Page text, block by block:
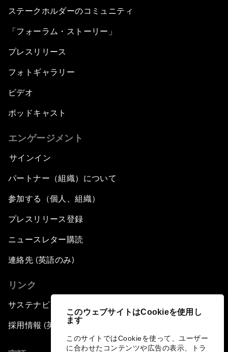
このウェブサイトはCookieを使用し
ます
このサイトではCookieを使って、ユーザー
に合わせたコンテンツや広告の表示、トラ
ステークホルダーのコミュニティ
「フォーラム・ストーリー」
プレスリリース
フォトギャラリー
ビデオ
ポッドキャスト
エンゲージメント
サインイン
パートナー（組織）について
参加する（個人、組織）
プレスリリース登録
ニュースレター購読
連絡先 (英語のみ)
リンク
サステナビリティへの取り組み
採用情報 (英語のみ)